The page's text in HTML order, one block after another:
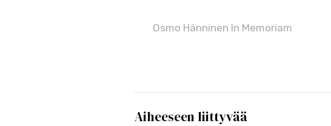
Osmo Hänninen In Memoriam
Aiheeseen liittyvää